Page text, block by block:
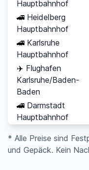
Hauptbahnhof
🚄 Heidelberg
Hauptbahnhof
🚄 Karlsruhe
Hauptbahnhof
✈️ Flughafen
Karlsruhe/Baden-
Baden
🚄 Darmstadt
Hauptbahnhof
* Alle Preise sind
und Gepäck. Kein